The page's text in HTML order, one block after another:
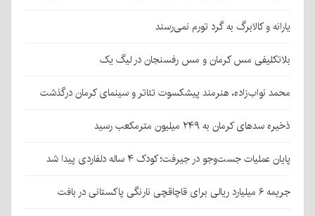
یارانه و کالابرگ به گرد تورم نمی‌رسند
بلاتکلیفی مس کرمان و مس رفسنجان در لیگ یک
محمد نواب‌زاده، هنرمند پیشکسوت تئاتر و سینمای کرمان درگذشت
ذخیره سدهای کرمان به ۲۴۹ میلیون مترمکعب رسید
پایان عملیات جست‌وجو در جیرفت؛ کودک ۴ ساله دلفاردی پیدا شد
جریمه ۶ میلیارد ریالی برای قاچاقچی نارنگی پاکستانی در بافت